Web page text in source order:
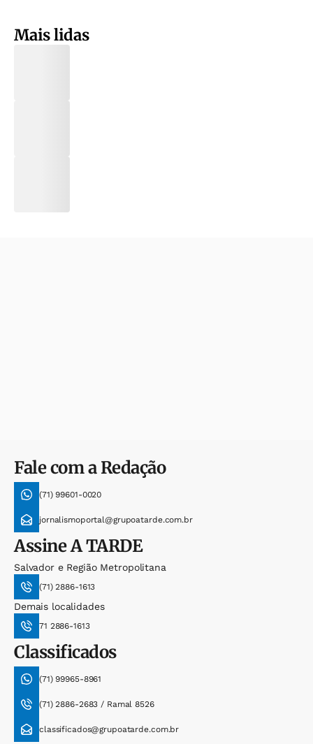
Mais lidas
Fale com a Redação
(71) 99601-0020
jornalismoportal@grupoatarde.com.br
AssineA TARDE
Salvador e Região Metropolitana
(71) 2886-1613
Demais localidades
71 2886-1613
Classificados
(71) 99965-8961
(71) 2886-2683 / Ramal 8526
classificados@grupoatarde.com.br